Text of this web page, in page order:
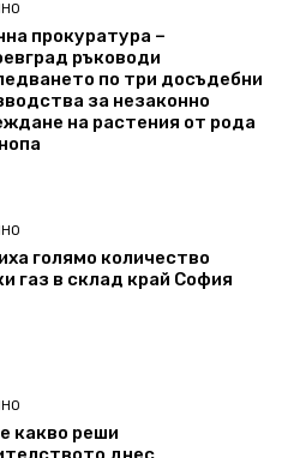
прокуратура –
ръководи
по три досъдебни
за незаконно
на растения от рода
голямо количество
газ в склад край София
какво реши